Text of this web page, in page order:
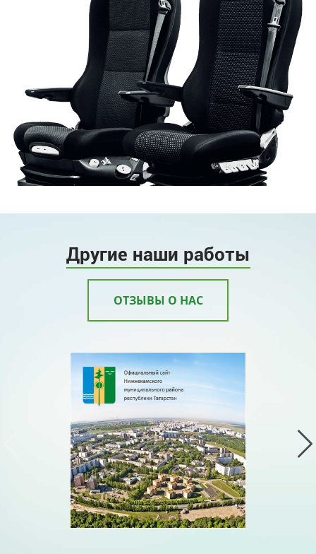
Другие наши работы
ОТЗЫВЫ О НАС